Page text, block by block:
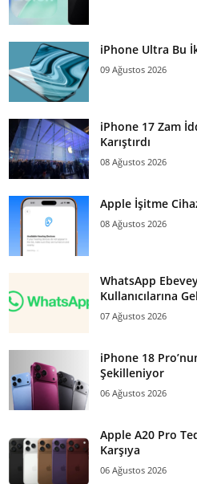
iPhone Ultra Bu
09 Ağustos 2026
iPhone 17 Zam
Karıştırdı
08 Ağustos 2026
Apple İşitme
08 Ağustos 2026
WhatsApp
Kullanıcılarına
07 Ağustos 2026
iPhone 18
Şekilleniyor
06 Ağustos 2026
Apple A20 Pro
Karşıya
06 Ağustos 2026